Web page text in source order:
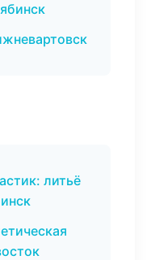
литьё